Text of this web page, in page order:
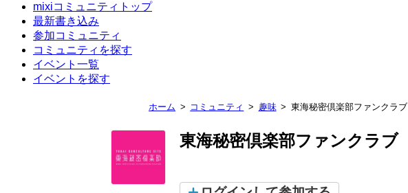
mixiコミュニティトップ
最新書き込み
参加コミュニティ
コミュニティを探す
イベント一覧
イベントを探す
ホーム コミュニティ 趣味 東海秘密倶楽部ファンクラブ
東海秘密倶楽部ファンクラブ